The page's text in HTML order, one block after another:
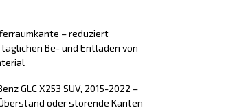
– reduziert
Be- und Entladen von
GLC X253 SUV, 2015-2022 –
oder störende Kanten